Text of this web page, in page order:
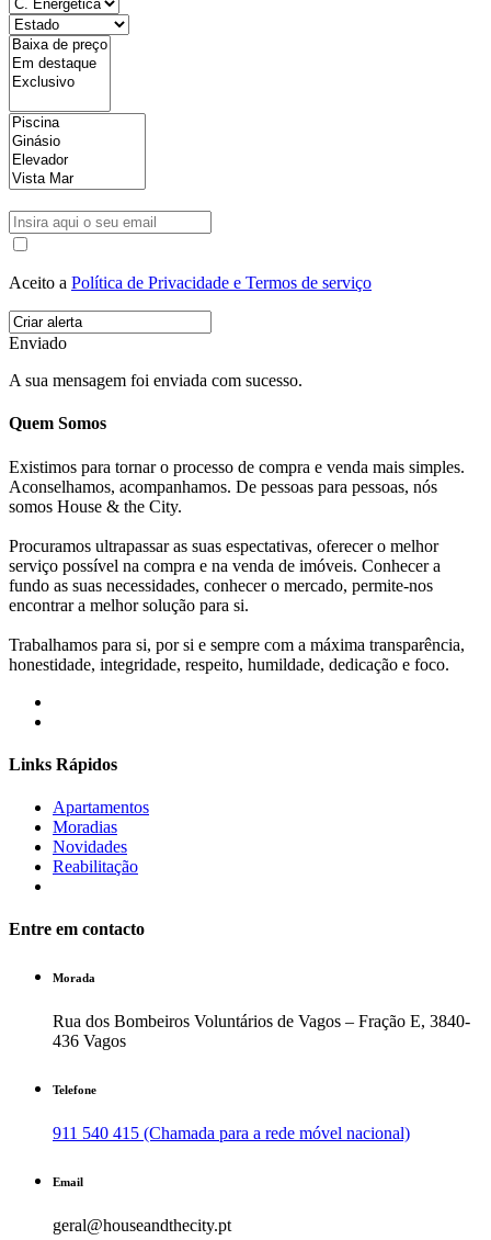
Aceito a Política de Privacidade e Termos de serviço
Enviado
A sua mensagem foi enviada com sucesso.
Quem Somos
Existimos para tornar o processo de compra e venda mais simples.
Aconselhamos, acompanhamos. De pessoas para pessoas, nós
somos House & the City.
Procuramos ultrapassar as suas espectativas, oferecer o melhor
serviço possível na compra e na venda de imóveis. Conhecer a
fundo as suas necessidades, conhecer o mercado, permite-nos
encontrar a melhor solução para si.
Trabalhamos para si, por si e sempre com a máxima transparência,
honestidade, integridade, respeito, humildade, dedicação e foco.
Links Rápidos
Apartamentos
Moradias
Novidades
Reabilitação
Entre em contacto
Morada
Rua dos Bombeiros Voluntários de Vagos – Fração E, 3840-
436 Vagos
Telefone
911 540 415 (Chamada para a rede móvel nacional)
Email
geral@houseandthecity.pt